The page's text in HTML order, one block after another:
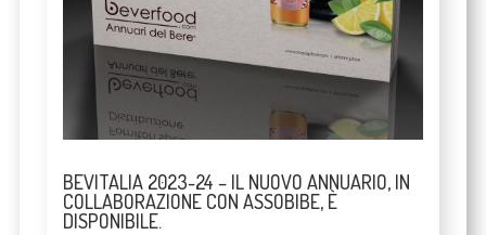
BEVITALIA 2023-24 – IL NUOVO ANNUARIO, IN
COLLABORAZIONE CON ASSOBIBE, È
DISPONIBILE.